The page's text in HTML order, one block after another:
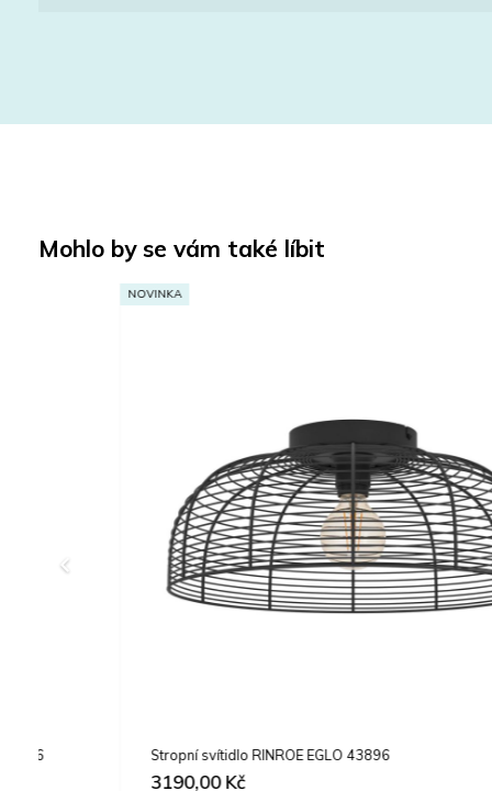
Mohlo by se vám také líbit
Stropní svítidlo RINROE EGLO 43896
Kč